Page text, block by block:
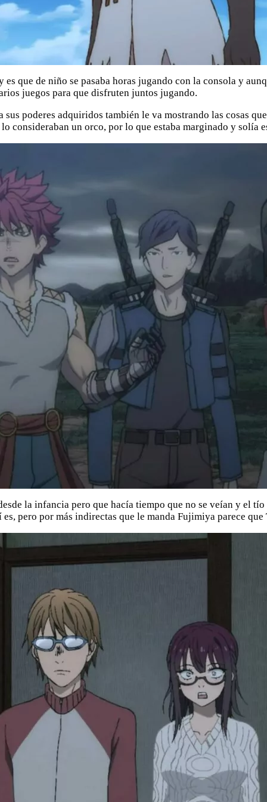
que de niño se pasaba horas jugando con la consola y
juegos para que disfruten juntos jugando.
poderes adquiridos también le va mostrando las cosas
consideraban un orco, por lo que estaba marginado y solía
la infancia pero que hacía tiempo que no se veían y el
pero por más indirectas que le manda Fujimiya parece